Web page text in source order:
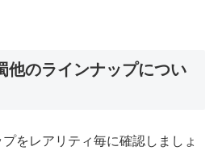
他のラインナップについ
をレアリティ毎に確認しましょ